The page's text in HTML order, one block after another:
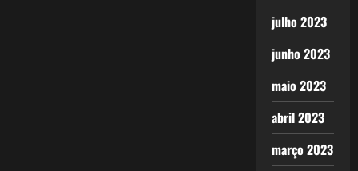
julho 2023
junho 2023
maio 2023
abril 2023
março 2023